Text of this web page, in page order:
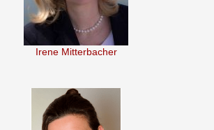
Irene Mitterbacher